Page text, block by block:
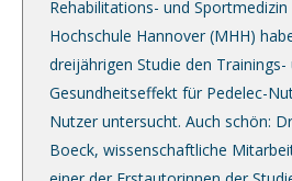
Rehabilitations- und
Hochschule Hannover (MHH)
dreijährigen Studie den Trainings-
Gesundheitseffekt für Pedelec-
Nutzer untersucht. Auch schön:
Boeck, wissenschaftliche